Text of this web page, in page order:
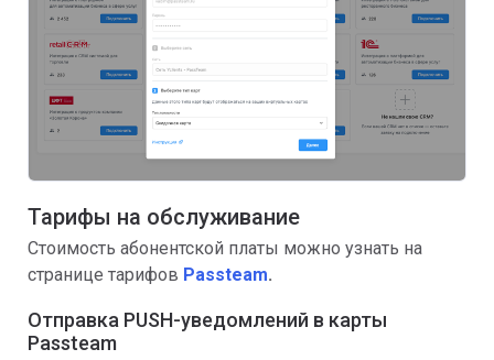
Тарифы на обслуживание
Стоимость абонентской платы можно узнать на
странице тарифов Passteam.
Отправка PUSH-уведомлений в карты
Passteam